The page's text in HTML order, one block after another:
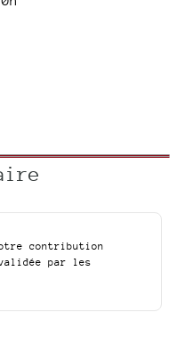
contribution
par les